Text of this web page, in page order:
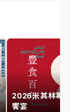
2026米其林專
饗宴